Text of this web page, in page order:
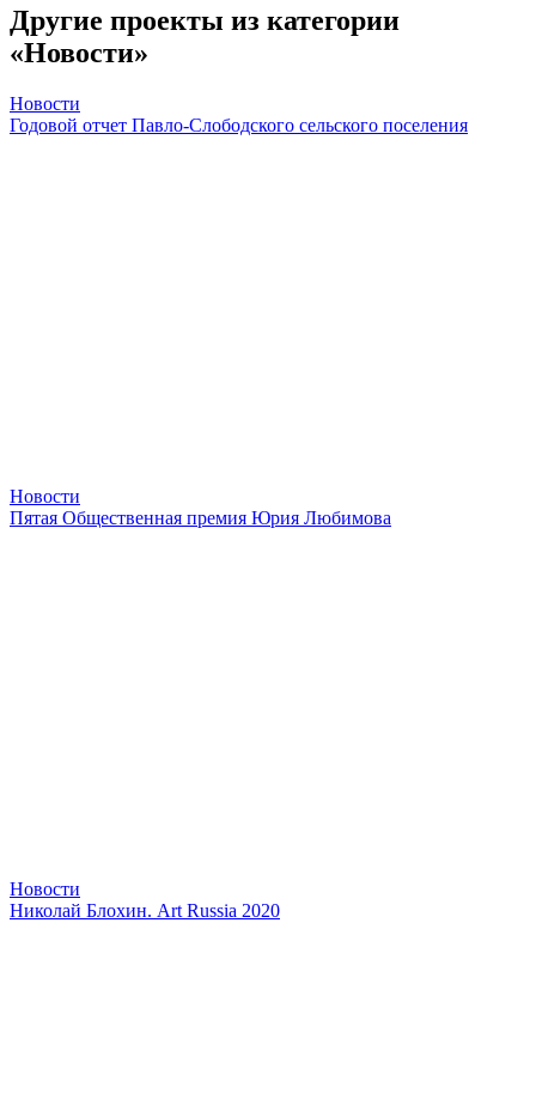
Другие проекты из категории
«Новости»
Новости
Годовой отчет Павло-Слободского сельского поселения
Новости
Пятая Общественная премия Юрия Любимова
Новости
Николай Блохин. Art Russia 2020